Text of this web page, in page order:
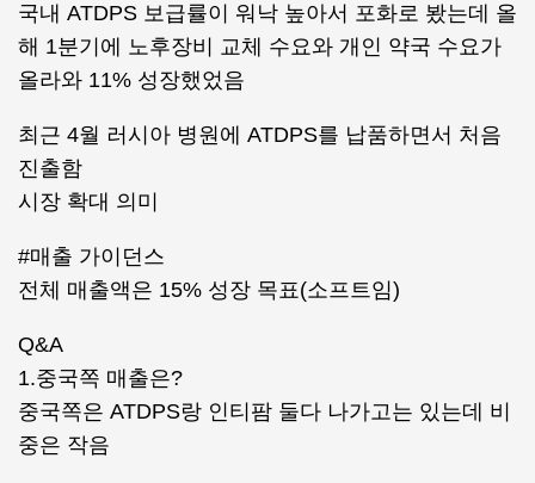
국내 ATDPS 보급률이 워낙 높아서 포화로 봤는데 올
해 1분기에 노후장비 교체 수요와 개인 약국 수요가
올라와 11% 성장했었음
최근 4월 러시아 병원에 ATDPS를 납품하면서 처음
진출함
시장 확대 의미
#매출 가이던스
전체 매출액은 15% 성장 목표(소프트임)
Q&A
1.중국쪽 매출은?
중국쪽은 ATDPS랑 인티팜 둘다 나가고는 있는데 비
중은 작음